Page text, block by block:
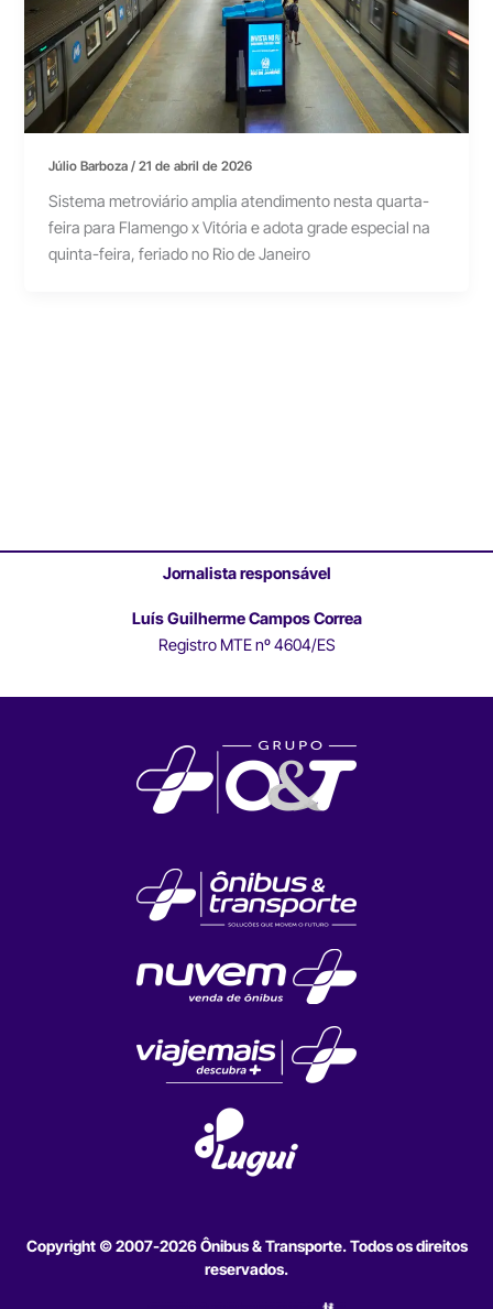
Júlio Barboza/21 de abril de 2026
Sistema metroviário amplia atendimento nesta quarta-
feira para Flamengo x Vitória e adota grade especial na
quinta-feira, feriado no Rio de Janeiro
Jornalista responsável
Luís Guilherme Campos Correa
Registro MTE nº 4604/ES
Copyright © 2007-2026 Ônibus & Transporte. Todos os direitos
reservados.